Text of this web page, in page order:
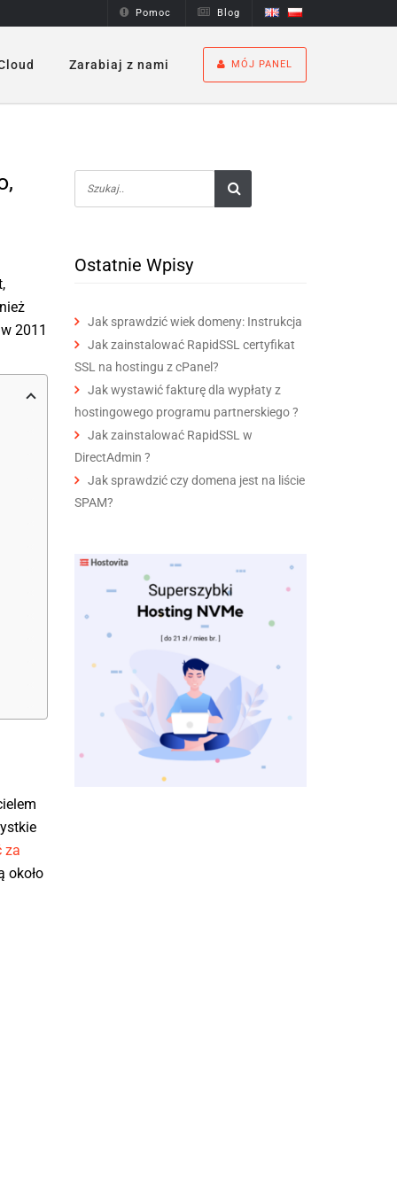
Pomoc Blog
Zarabiaj z nami MÓJ PANEL
2011
za
około
Ostatnie Wpisy
Jak sprawdzić wiek domeny: Instrukcja
Jak zainstalować RapidSSL certyfikat
SSL na hostingu z cPanel?
Jak wystawić fakturę dla wypłaty z
hostingowego programu partnerskiego ?
Jak zainstalować RapidSSL w
DirectAdmin ?
Jak sprawdzić czy domena jest na liście
SPAM?